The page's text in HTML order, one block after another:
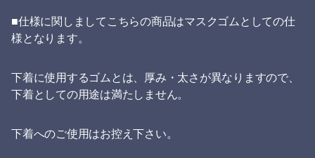
■仕様に関しましてこちらの商品はマスクゴムとしての仕
様となります。
下着に使用するゴムとは、厚み・太さが異なりますので、
下着としての用途は満たしません。
下着へのご使用はお控え下さい。